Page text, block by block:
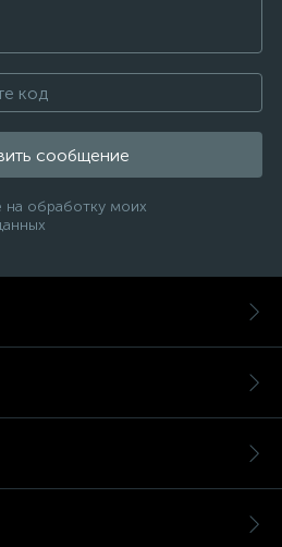
сообщение
на обработку моих